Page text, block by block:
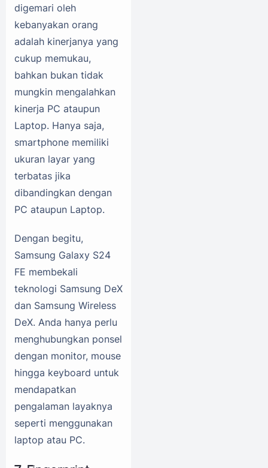
digemari oleh
kebanyakan orang
adalah kinerjanya yang
cukup memukau,
bahkan bukan tidak
mungkin mengalahkan
kinerja PC ataupun
Laptop. Hanya saja,
smartphone memiliki
ukuran layar yang
terbatas jika
dibandingkan dengan
PC ataupun Laptop.
Dengan begitu,
Samsung Galaxy S24
FE membekali
teknologi Samsung DeX
dan Samsung Wireless
DeX. Anda hanya perlu
menghubungkan ponsel
dengan monitor, mouse
hingga keyboard untuk
mendapatkan
pengalaman layaknya
seperti menggunakan
laptop atau PC.